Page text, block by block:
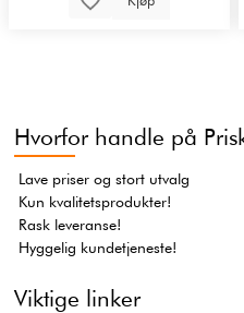
Hvorfor handle på
Lave priser og stort utvalg
Kun kvalitetsprodukter!
Rask leveranse!
Hyggelig kundetjeneste!
Viktige linker